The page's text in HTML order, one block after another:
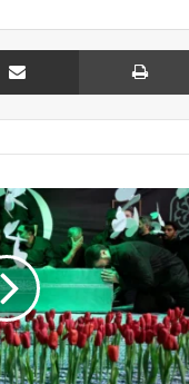
Share via Email